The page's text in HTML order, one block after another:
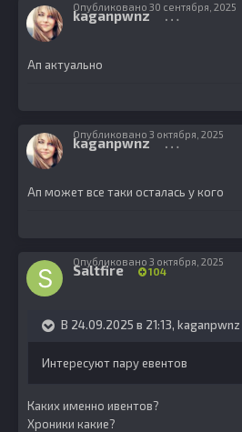
kaganpwnz 82
Опубликовано 30 сентября, 2025
Ап актуально
kaganpwnz 82
Опубликовано 3 октября, 2025
Ап может все таки осталась у кого
Saltfire 104
Опубликовано 3 октября, 2025
В 24.09.2025 в 21:13, kaganpwnz
Интересуют пару евентов
Каких именно ивентов?
Хроники какие?